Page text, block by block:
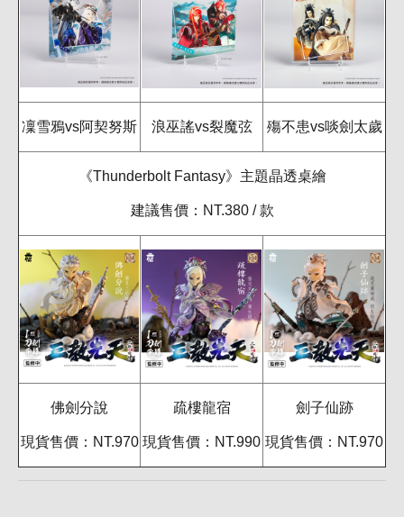
凜雪鴉vs阿契努斯 浪巫謠vs裂魔弦 殤不患vs啖劍太歲
《Thunderbolt Fantasy》主題晶透桌繪
建議售價：NT.380 / 款
佛劍分說
現貨售價：NT.970
疏樓龍宿
現貨售價：NT.990
劍子仙跡
現貨售價：NT.970